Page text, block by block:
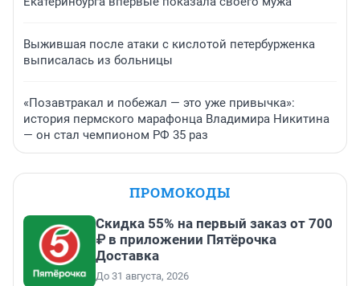
Выжившая после атаки с кислотой петербурженка
выписалась из больницы
«Позавтракал и побежал — это уже привычка»:
история пермского марафонца Владимира Никитина
— он стал чемпионом РФ 35 раз
ПРОМОКОДЫ
Скидка 55% на первый заказ от 700
₽ в приложении Пятёрочка
Доставка
До 31 августа, 2026